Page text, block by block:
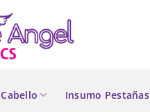
Cabello Insumo Pestañas